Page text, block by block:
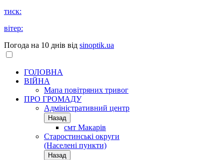
тиск:
вітер:
Погода на 10 днів від sinoptik.ua
ГОЛОВНА
ВІЙНА
Мапа повітряних тривог
ПРО ГРОМАДУ
Aдміністративний центр
Назад
смт Макарів
Старостинські округи
(Населені пункти)
Назад